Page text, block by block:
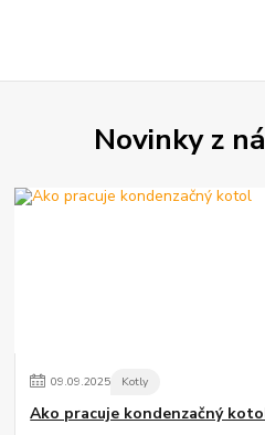
Novinky z
09.09.2025 Kotly
Ako pracuje kondenzačný